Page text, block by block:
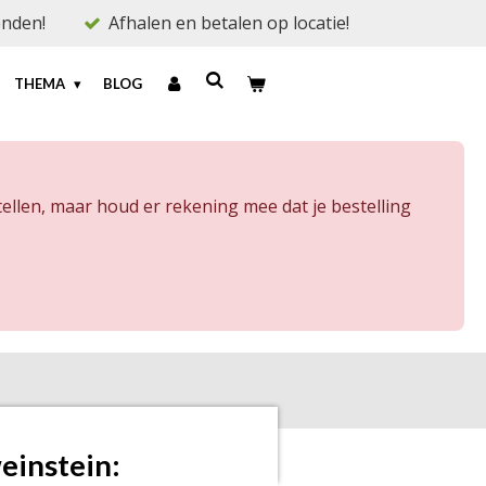
Afhalen en betalen op locatie!
THEMA BLOG
maar houd er rekening mee dat je bestelling